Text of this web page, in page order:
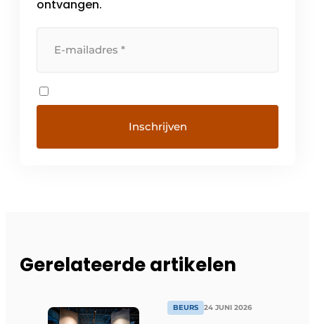
ontvangen.
Gerelateerde artikelen
BEURS 24 JUNI 2026